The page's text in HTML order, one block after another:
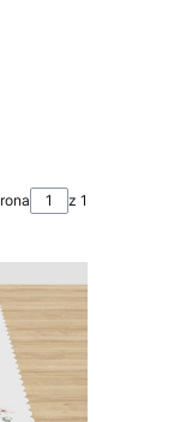
z 1